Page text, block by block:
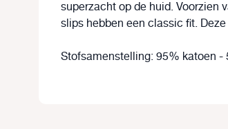
superzacht op de huid. Voorzien
slips hebben een classic fit.
Stofsamenstelling: 95% katoen -